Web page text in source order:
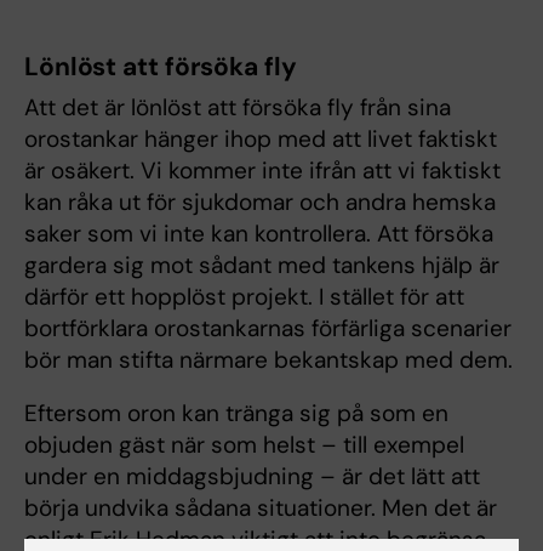
Lönlöst att försöka fly
Att det är lönlöst att försöka fly från sina
orostankar hänger ihop med att livet faktiskt
är osäkert. Vi kommer inte ifrån att vi faktiskt
kan råka ut för sjukdomar och andra hemska
saker som vi inte kan kontrollera. Att försöka
gardera sig mot sådant med tankens hjälp är
därför ett hopplöst projekt. I stället för att
bortförklara orostankarnas förfärliga scenarier
bör man stifta närmare bekantskap med dem.
Eftersom oron kan tränga sig på som en
objuden gäst när som helst – till exempel
under en middagsbjudning – är det lätt att
börja undvika sådana situationer. Men det är
enligt Erik Hedman viktigt att inte begränsa